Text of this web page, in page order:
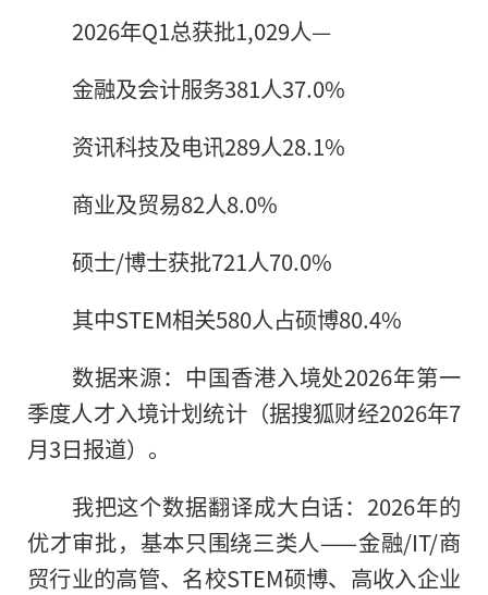
2026年Q1总获批1,029人—
金融及会计服务381人37.0%
资讯科技及电讯289人28.1%
商业及贸易82人8.0%
硕士/博士获批721人70.0%
其中STEM相关580人占硕博80.4%
数据来源：中国香港入境处2026年第一
季度人才入境计划统计（据搜狐财经2026年7
月3日报道）。
我把这个数据翻译成大白话：2026年的
优才审批，基本只围绕三类人——金融/IT/商
贸行业的高管、名校STEM硕博、高收入企业